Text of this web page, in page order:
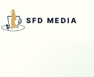
本文へ移動
SFD MEDIA